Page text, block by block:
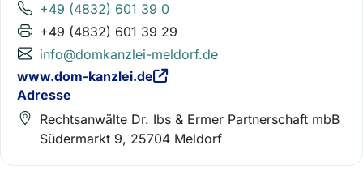
+49 (4832) 601 39 0
+49 (4832) 601 39 29
info@domkanzlei-meldorf.de
www.dom-kanzlei.de
Adresse
Rechtsanwälte Dr. Ibs & Ermer Partnerschaft mbB
Südermarkt 9, 25704 Meldorf